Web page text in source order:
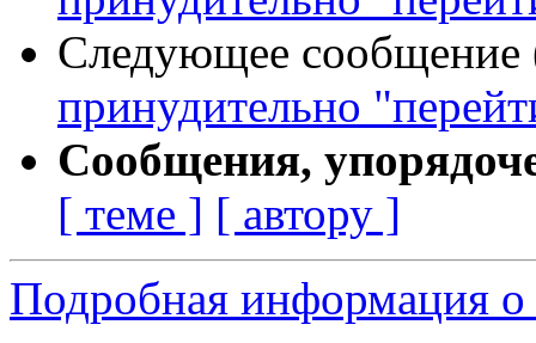
Следующее сообщение
принудительно
Сообщения,
[ теме ] [ автору ]
Подробная информация